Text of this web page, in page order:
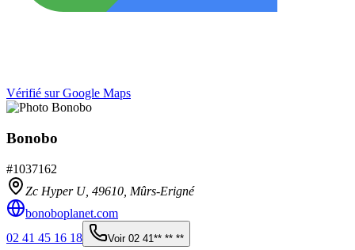
Vérifié sur Google Maps
Bonobo
#1037162
Zc Hyper U, 49610 Mûrs-Erigné
bonoboplanet.com
02 41 45 16 18
Voir 02 41** ** **